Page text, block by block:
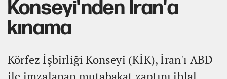
Konseyi'nden İran'a
kınama
Körfez İşbirliği Konseyi (KİK), İran'ı ABD
ile imzalanan mutabakat zaptını ihlal